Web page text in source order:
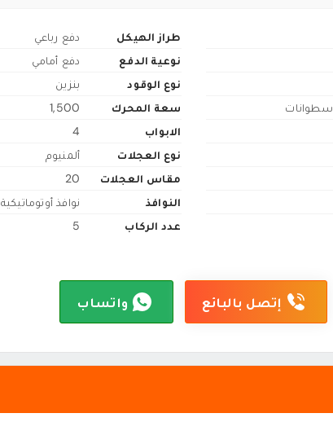
طراز الهيكل
دفع رباعي
نوعية الدفع
دفع أمامي
نوع الوقود
بنزين
سعة المحرك
1,500
الابواب
4
نوع العجلات
ألمنيوم
مقاس العجلات
20
النوافذ
نوافذ أوتوماتيكية
عدد الركاب
5
إتصل بالبائع واتساب